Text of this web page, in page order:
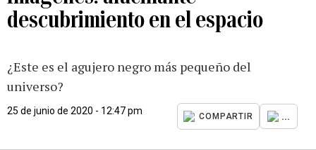
descubrimiento en el espacio
¿Este es el agujero negro más pequeño del
universo?
25 de junio de 2020 - 12:47 pm
COMPARTIR ...